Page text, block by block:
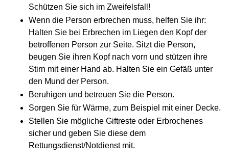
Schützen Sie sich im Zweifelsfall!
Wenn die Person erbrechen muss, helfen Sie ihr:
Halten Sie bei Erbrechen im Liegen den Kopf der
betroffenen Person zur Seite. Sitzt die Person,
beugen Sie ihren Kopf nach vorn und stützen ihre
Stirn mit einer Hand ab. Halten Sie ein Gefäß unter
den Mund der Person.
Beruhigen und betreuen Sie die Person.
Sorgen Sie für Wärme, zum Beispiel mit einer Decke.
Stellen Sie mögliche Giftreste oder Erbrochenes
sicher und geben Sie diese dem
Rettungsdienst/Notdienst mit.